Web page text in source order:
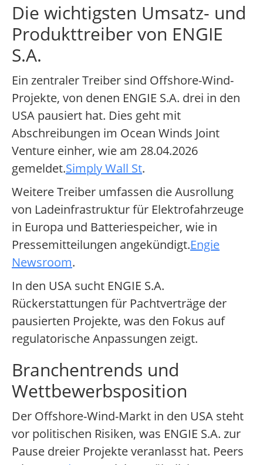
Die wichtigsten Umsatz- und
Produkttreiber von ENGIE
S.A.
Ein zentraler Treiber sind Offshore-Wind-
Projekte, von denen ENGIE S.A. drei in den
USA pausiert hat. Dies geht mit
Abschreibungen im Ocean Winds Joint
Venture einher, wie am 28.04.2026
gemeldet.Simply Wall St.
Weitere Treiber umfassen die Ausrollung
von Ladeinfrastruktur für Elektrofahrzeuge
in Europa und Batteriespeicher, wie in
Pressemitteilungen angekündigt.Engie
Newsroom.
In den USA sucht ENGIE S.A.
Rückerstattungen für Pachtverträge der
pausierten Projekte, was den Fokus auf
regulatorische Anpassungen zeigt.
Branchentrends und
Wettbewerbsposition
Der Offshore-Wind-Markt in den USA steht
vor politischen Risiken, was ENGIE S.A. zur
Pause dreier Projekte veranlasst hat. Peers